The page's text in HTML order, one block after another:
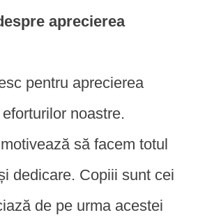
aprecierea
pentru aprecierea
noastre.
să facem totul
dedicare. Copiii sunt cei
de pe urma acestei